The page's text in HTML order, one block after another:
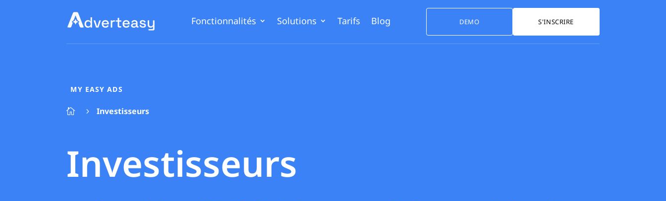
Fonctionnalités Solutions Tarifs Blog DEMO S'INSCRIRE
MY EASY ADS
 5 Investisseurs
Investisseurs